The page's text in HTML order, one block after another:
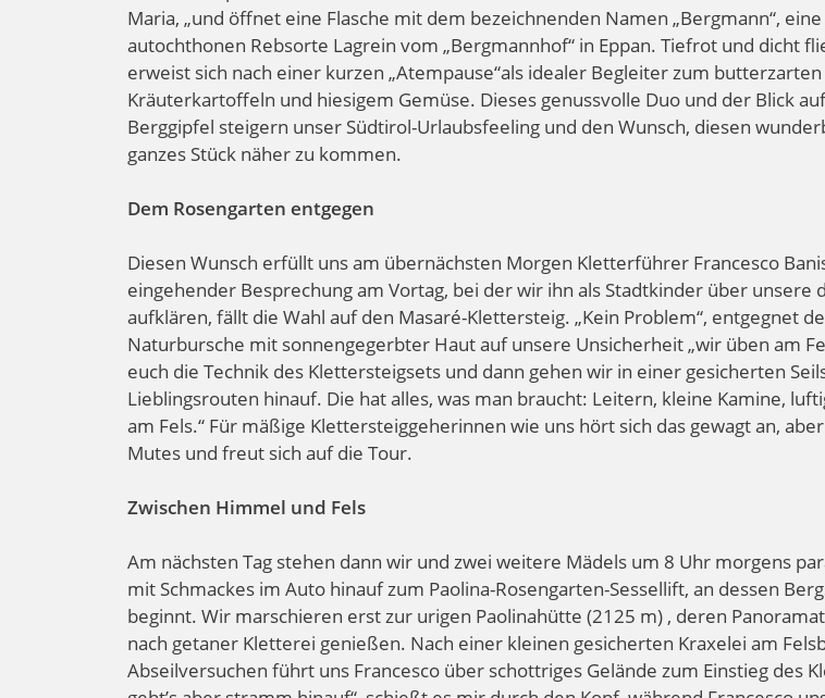
Maria, „und öffnet eine Flasche mit dem bezeichnenden Namen „Bergmann“,
autochthonen Rebsorte Lagrein vom „Bergmannhof“ in Eppan. Tiefrot und dicht
erweist sich nach einer kurzen „Atempause“als idealer Begleiter zum
Kräuterkartoffeln und hiesigem Gemüse. Dieses genussvolle Duo und der Blick
Berggipfel steigern unser Südtirol-Urlaubsfeeling und den Wunsch, diesen
ganzes Stück näher zu kommen.
Dem Rosengarten entgegen
Diesen Wunsch erfüllt uns am übernächsten Morgen Kletterführer Francesco
eingehender Besprechung am Vortag, bei der wir ihn als Stadtkinder über
aufklären, fällt die Wahl auf den Masaré-Klettersteig. „Kein Problem“, entgegnet
Naturbursche mit sonnengegerbter Haut auf unsere Unsicherheit „wir üben am
euch die Technik des Klettersteigsets und dann gehen wir in einer gesicherten
Lieblingsrouten hinauf. Die hat alles, was man braucht: Leitern, kleine Kamine,
am Fels.“ Für mäßige Klettersteiggeherinnen wie uns hört sich das gewagt an,
Mutes und freut sich auf die Tour.
Zwischen Himmel und Fels
Am nächsten Tag stehen dann wir und zwei weitere Mädels um 8 Uhr morgens
mit Schmackes im Auto hinauf zum Paolina-Rosengarten-Sessellift, an dessen
beginnt. Wir marschieren erst zur urigen Paolinahütte (2125 m) , deren
nach getaner Kletterei genießen. Nach einer kleinen gesicherten Kraxelei am
Abseilversuchen führt uns Francesco über schottriges Gelände zum Einstieg des